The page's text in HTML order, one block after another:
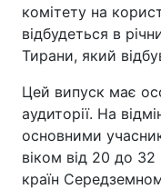
комітету на
відбудеться в
Тирани, який
Цей випуск має
аудиторії. На
основними
віком від 20 до 32
країн